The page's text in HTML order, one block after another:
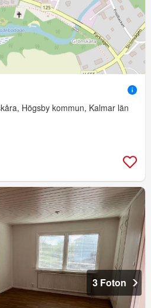
Högsby kommun, Kalmar län
3 Foton